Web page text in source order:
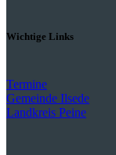
Wichtige Links
Termine
Gemeinde Ilsede
Landkreis Peine